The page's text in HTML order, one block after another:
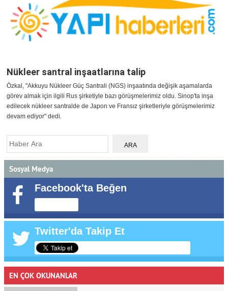
Nükleer santral inşaatlarına talip
Özkal, "Akkuyu Nükleer Güç Santrali (NGS) inşaatında değişik aşamalarda
görev almak için ilgili Rus şirketiyle bazı görüşmelerimiz oldu. Sinop'ta inşa
edilecek nükleer santralde de Japon ve Fransız şirketleriyle görüşmelerimiz
devam ediyor" dedi.
Sosyal Medya
Facebook'ta Beğen
Twitter'da Takip Et
EN ÇOK OKUNANLAR